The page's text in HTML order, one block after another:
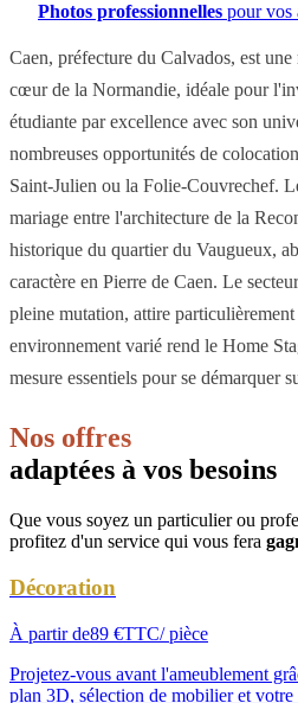
Photos professionnelles pour vos
Caen, préfecture du Calvados, est
cœur de la Normandie, idéale pour
étudiante par excellence avec son
nombreuses opportunités de
Saint-Julien ou la Folie-Couvrechef.
mariage entre l'architecture de la
historique du quartier du Vaugueux,
caractère en Pierre de Caen. Le
pleine mutation, attire
environnement varié rend le Home
mesure essentiels pour se démarquer
Nos offres
adaptées à vos besoins
Que vous soyez un particulier ou
profitez d'un service qui vous fera
Décoration
À partir de89 €TTC/ pièce
Projetez-vous avant l'ameublement
plan 3D, sélection de mobilier et